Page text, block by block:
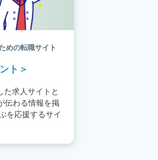
めの転職サイト
ト
た求人サイトと
伝わる情報を掲
を応援するサイ